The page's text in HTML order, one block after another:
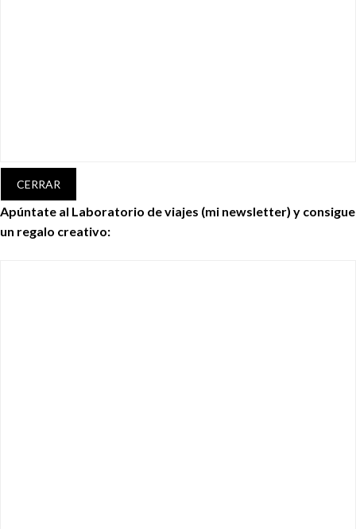
CERRAR
Apúntate al Laboratorio de viajes (mi newsletter) y consigue
un regalo creativo: